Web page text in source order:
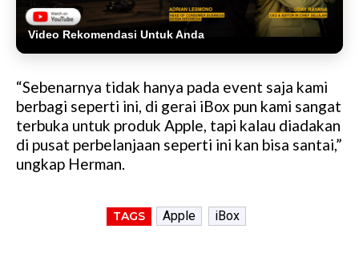
Video Rekomendasi Untuk Anda
“Sebenarnya tidak hanya pada event saja kami
berbagi seperti ini, di gerai iBox pun kami sangat
terbuka untuk produk Apple, tapi kalau diadakan
di pusat perbelanjaan seperti ini kan bisa santai,”
ungkap Herman.
TAGS Apple iBox